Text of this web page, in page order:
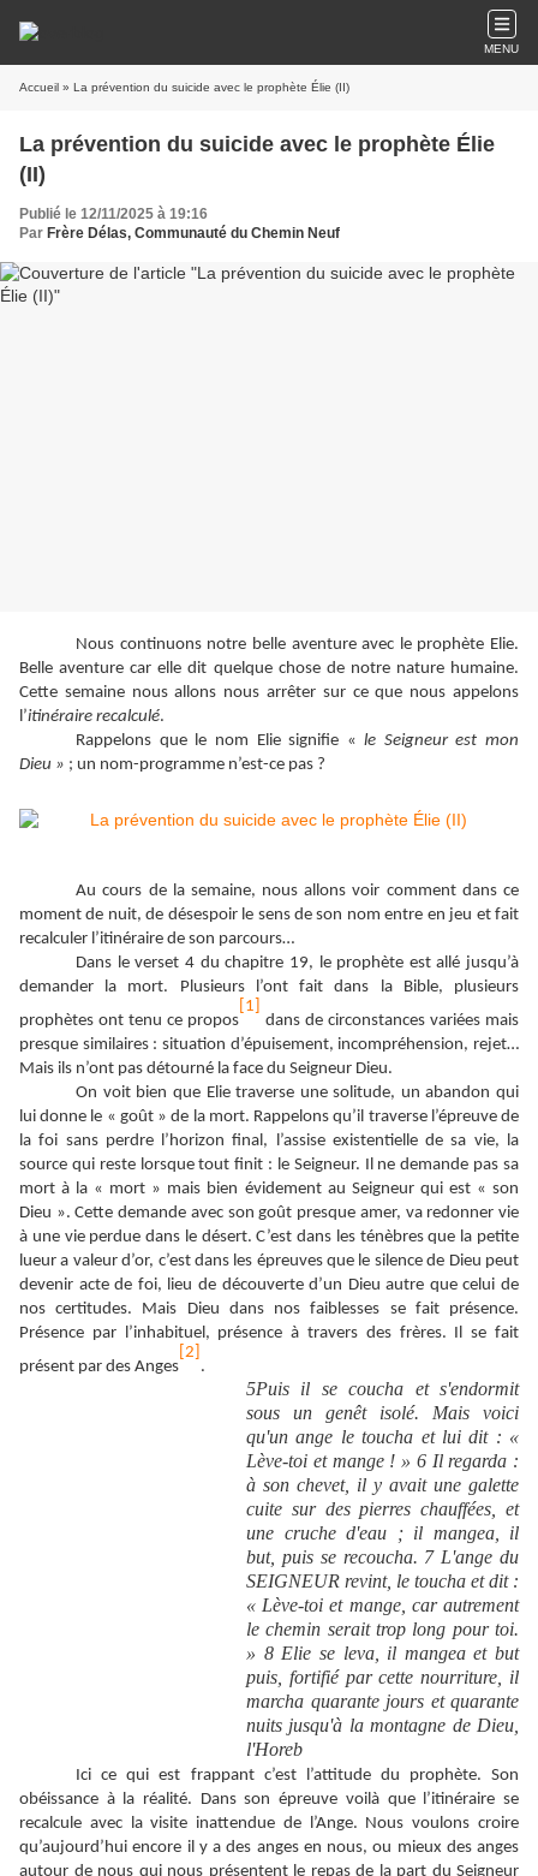
MENU
Accueil » La prévention du suicide avec le prophète Élie (II)
La prévention du suicide avec le prophète Élie
(II)
Publié le 12/11/2025 à 19:16
Par Frère Délas, Communauté du Chemin Neuf
Nous continuons notre belle aventure avec le prophète Elie.
Belle aventure car elle dit quelque chose de notre nature humaine.
Cette semaine nous allons nous arrêter sur ce que nous appelons
l’itinéraire recalculé.
Rappelons que le nom Elie signifie «le Seigneur est mon
Dieu » ; un nom-programme n’est-ce pas ?
Au cours de la semaine, nous allons voir comment dans ce
moment de nuit, de désespoir le sens de son nom entre en jeu et fait
recalculer l’itinéraire de son parcours…
Dans le verset 4 du chapitre 19, le prophète est allé jusqu’à
demander la mort. Plusieurs l’ont fait dans la Bible, plusieurs
prophètes ont tenu ce propos
[1]
dans de circonstances variées mais
presque similaires : situation d’épuisement, incompréhension, rejet…
Mais ils n’ont pas détourné la face du Seigneur Dieu.
On voit bien que Elie traverse une solitude, un abandon qui
lui donne le « goût » de la mort. Rappelons qu’il traverse l’épreuve de
la foi sans perdre l’horizon final, l’assise existentielle de sa vie, la
source qui reste lorsque tout finit : le Seigneur. Il ne demande pas sa
mort à la « mort » mais bien évidement au Seigneur qui est « son
Dieu ». Cette demande avec son goût presque amer, va redonner vie
à une vie perdue dans le désert. C’est dans les ténèbres que la petite
lueur a valeur d’or, c’est dans les épreuves que le silence de Dieu peut
devenir acte de foi, lieu de découverte d’un Dieu autre que celui de
nos certitudes. Mais Dieu dans nos faiblesses se fait présence.
Présence par l’inhabituel, présence à travers des frères. Il se fait
présent par des Anges
[2]
.
5Puis il se coucha et s'endormit
sous un genêt isolé. Mais voici
qu'un ange le toucha et lui dit : «
Lève-toi et mange ! » 6 Il regarda :
à son chevet, il y avait une galette
cuite sur des pierres chauffées, et
une cruche d'eau ; il mangea, il
but, puis se recoucha. 7 L'ange du
SEIGNEUR revint, le toucha et dit :
« Lève-toi et mange, car autrement
le chemin serait trop long pour toi.
» 8 Elie se leva, il mangea et but
puis, fortifié par cette nourriture, il
marcha quarante jours et quarante
nuits jusqu'à la montagne de Dieu,
l'Horeb
Ici ce qui est frappant c’est l’attitude du prophète. Son
obéissance à la réalité. Dans son épreuve voilà que l’itinéraire se
recalcule avec la visite inattendue de l’Ange. Nous voulons croire
qu’aujourd’hui encore il y a des anges en nous, ou mieux des anges
autour de nous qui nous présentent le repas de la part du Seigneur